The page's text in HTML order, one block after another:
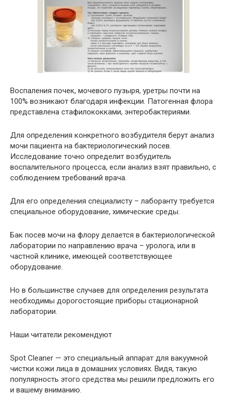
Воспаления почек, мочевого пузыря, уретры почти на
100% возникают благодаря инфекции. Патогенная флора
представлена стафилококками, энтеробактериями.
Для определения конкретного возбудителя берут анализ
мочи пациента на бактериологический посев.
Исследование точно определит возбудитель
воспалительного процесса, если анализ взят правильно, с
соблюдением требований врача.
Для его определения специалисту – лаборанту требуется
специальное оборудование, химические среды.
Бак посев мочи на флору делается в бактериологической
лаборатории по направлению врача – уролога, или в
частной клинике, имеющей соответствующее
оборудование.
Но в большинстве случаев для определения результата
необходимы дорогостоящие приборы стационарной
лаборатории.
Наши читатели рекомендуют
Spot Cleaner — это специальный аппарат для вакуумной
чистки кожи лица в домашних условиях. Видя, такую
популярность этого средства мы решили предложить его
и вашему вниманию.